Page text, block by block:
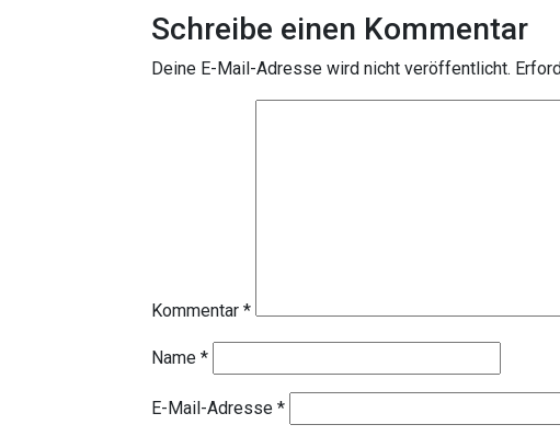
Schreibe einen Kommentar
Deine E-Mail-Adresse wird nicht veröffentlicht.
Kommentar *
Name *
E-Mail-Adresse *